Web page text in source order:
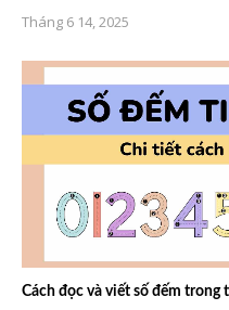
Tháng 6 14, 2025
Cách đọc và viết số đếm